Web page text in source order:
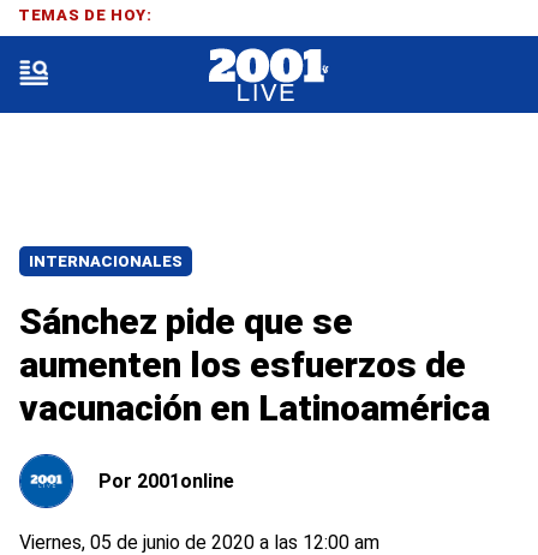
INTERNACIONALES
Sánchez pide que se
aumenten los esfuerzos de
vacunación en Latinoamérica
Por 2001online
Viernes, 05 de junio de 2020 a las 12:00 am
TEMAS DE HOY: